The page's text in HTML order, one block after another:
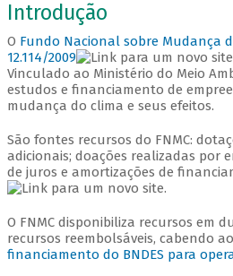
Introdução
O Fundo Nacional sobre Mudança
12.114/2009
Vinculado ao Ministério do Meio
estudos e financiamento de
mudança do clima e seus efeitos.
São fontes recursos do FNMC:
adicionais; doações realizadas por
de juros e amortizações de
.
O FNMC disponibiliza recursos em
recursos reembolsáveis, cabendo
financiamento do BNDES para